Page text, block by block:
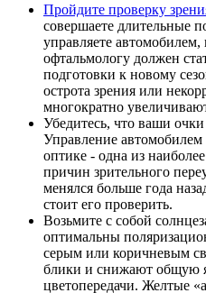
Пройдите проверку
совершаете длительные
управляете
офтальмологу должен
подготовки к новому
острота зрения или
многократно
Убедитесь, что ваши
Управление
оптике - одна из
причин зрительного
менялся больше года
стоит его проверить.
Возьмите с собой
оптимальны
серым или коричневым
блики и снижают общую
цветопередачи. Желтые